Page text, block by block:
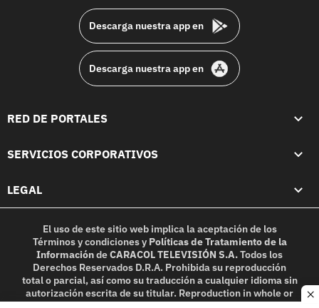
Descarga nuestra app en
Descarga nuestra app en
RED DE PORTALES
SERVICIOS CORPORATIVOS
LEGAL
El uso de este sitio web implica la aceptación de los
Términos y condicionesy Políticas de Tratamiento de la
InformacióndeCARACOL TELEVISIÓN S.A.Todos los
Derechos Reservados D.R.A. Prohibida su reproducción
total o parcial, así como su traducción a cualquier idioma sin
autorización escrita de su titular. Reproduction in whole or